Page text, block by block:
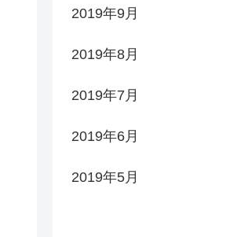
2019年9月
2019年8月
2019年7月
2019年6月
2019年5月